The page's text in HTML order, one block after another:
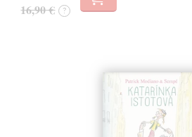
16,90 € ?